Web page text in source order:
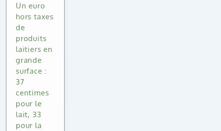
Un euro
hors taxes
de
produits
laitiers en
grande
surface :
37
centimes
pour le
lait, 33
pour la